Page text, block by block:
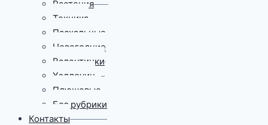
Растения
Техника
Пасхальные
Новогодние
Валентинки
Хэллоуин
Плюшевые
Без рубрики
Контакты